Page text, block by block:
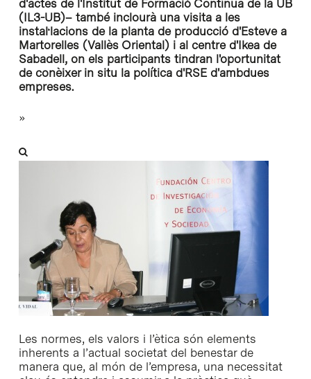
d'actes de l'Institut de Formació Contínua de la UB
(IL3-UB)– també inclourà una visita a les
instal·lacions de la planta de producció d'Esteve a
Martorelles (Vallès Oriental) i al centre d'Ikea de
Sabadell, on els participants tindran l'oportunitat
de conèixer in situ la política d'RSE d'ambdues
empreses.
»
Les normes, els valors i l’ètica són elements
inherents a l’actual societat del benestar de
manera que, al món de l’empresa, una necessitat